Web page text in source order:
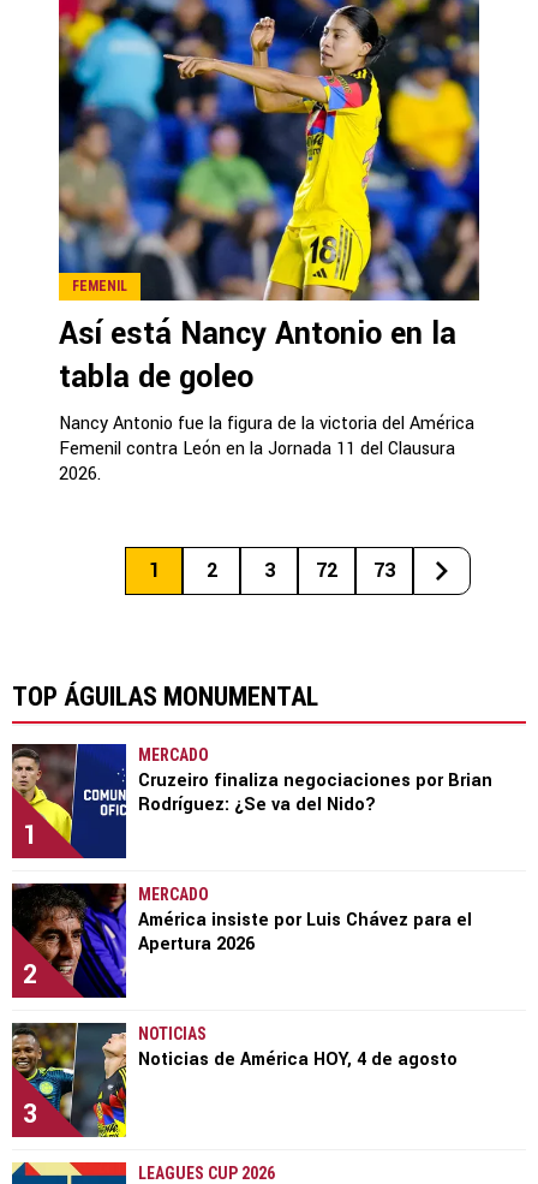
FEMENIL
Así está Nancy Antonio en la
tabla de goleo
Nancy Antonio fue la figura de la victoria del América
Femenil contra León en la Jornada 11 del Clausura
2026.
1 2 3 72 73
TOP ÁGUILAS MONUMENTAL
1
MERCADO
Cruzeiro finaliza negociaciones por Brian
Rodríguez: ¿Se va del Nido?
2
MERCADO
América insiste por Luis Chávez para el
Apertura 2026
3
NOTICIAS
Noticias de América HOY, 4 de agosto
LEAGUES CUP 2026